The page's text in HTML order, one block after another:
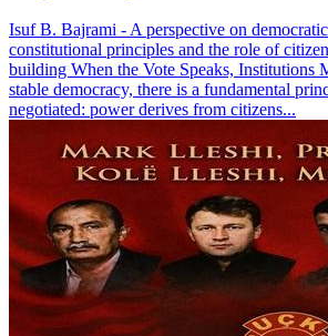
Isuf B. Bajrami - A perspective on
constitutional principles and the role of
building When the Vote Speaks, Institutions
stable democracy, there is a fundamental
negotiated: power derives from citizens...